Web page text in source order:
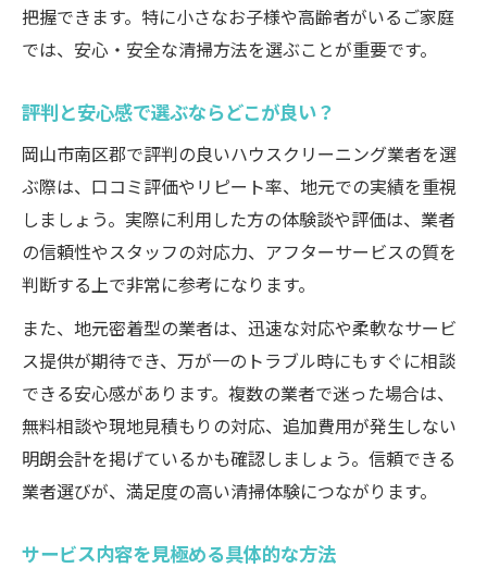
把握できます。特に小さなお子様や高齢者がいるご家庭
では、安心・安全な清掃方法を選ぶことが重要です。
評判と安心感で選ぶならどこが良い？
岡山市南区郡で評判の良いハウスクリーニング業者を選
ぶ際は、口コミ評価やリピート率、地元での実績を重視
しましょう。実際に利用した方の体験談や評価は、業者
の信頼性やスタッフの対応力、アフターサービスの質を
判断する上で非常に参考になります。
また、地元密着型の業者は、迅速な対応や柔軟なサービ
ス提供が期待でき、万が一のトラブル時にもすぐに相談
できる安心感があります。複数の業者で迷った場合は、
無料相談や現地見積もりの対応、追加費用が発生しない
明朗会計を掲げているかも確認しましょう。信頼できる
業者選びが、満足度の高い清掃体験につながります。
サービス内容を見極める具体的な方法